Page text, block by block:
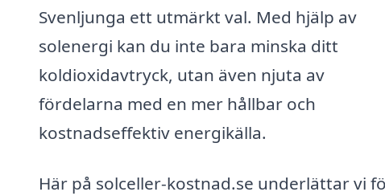
Svenljunga ett utmärkt val. Med hjälp av
solenergi kan du inte bara minska ditt
koldioxidavtryck, utan även njuta av
fördelarna med en mer hållbar och
kostnadseffektiv energikälla.
Här på solceller-kostnad.se underlättar vi